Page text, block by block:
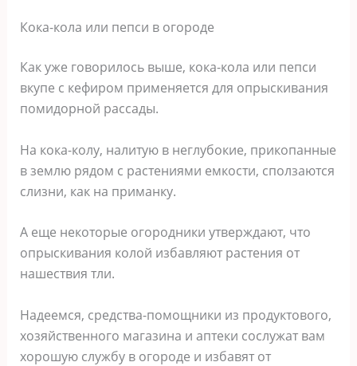
Кока-кола или пепси в огороде
Как уже говорилось выше, кока-кола или пепси
вкупе с кефиром применяется для опрыскивания
помидорной рассады.
На кока-колу, налитую в неглубокие, прикопанные
в землю рядом с растениями емкости, сползаются
слизни, как на приманку.
А еще некоторые огородники утверждают, что
опрыскивания колой избавляют растения от
нашествия тли.
Надеемся, средства-помощники из продуктового,
хозяйственного магазина и аптеки сослужат вам
хорошую службу в огороде и избавят от